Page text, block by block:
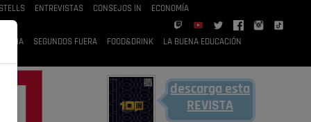
ENTREVISTAS CONSEJOS IN ECONOMÍA
RUBIA SEGUNDOS FUERA FOOD&DRINK LA BUENA EDUCACIÓN
descarga esta
REVISTA